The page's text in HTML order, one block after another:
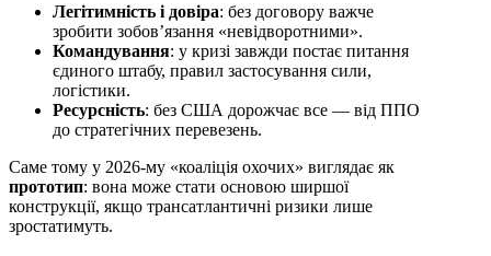
Легітимність і довіра: без договору важче
зробити зобов’язання «невідворотними».
Командування: у кризі завжди постає питання
єдиного штабу, правил застосування сили,
логістики.
Ресурсність: без США дорожчає все — від ППО
до стратегічних перевезень.
Саме тому у 2026-му «коаліція охочих» виглядає як
прототип: вона може стати основою ширшої
конструкції, якщо трансатлантичні ризики лише
зростатимуть.